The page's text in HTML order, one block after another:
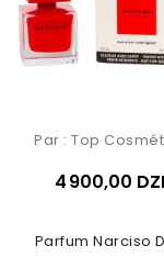
De Parfum Narciso
Par :
4 900,00